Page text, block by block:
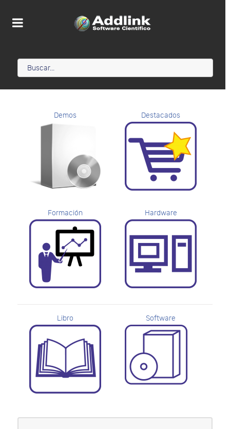
Demos Destacados
Formación Hardware
Libro Software